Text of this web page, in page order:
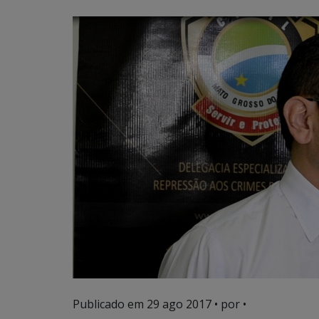
Publicado em 29 ago 2017 • por •